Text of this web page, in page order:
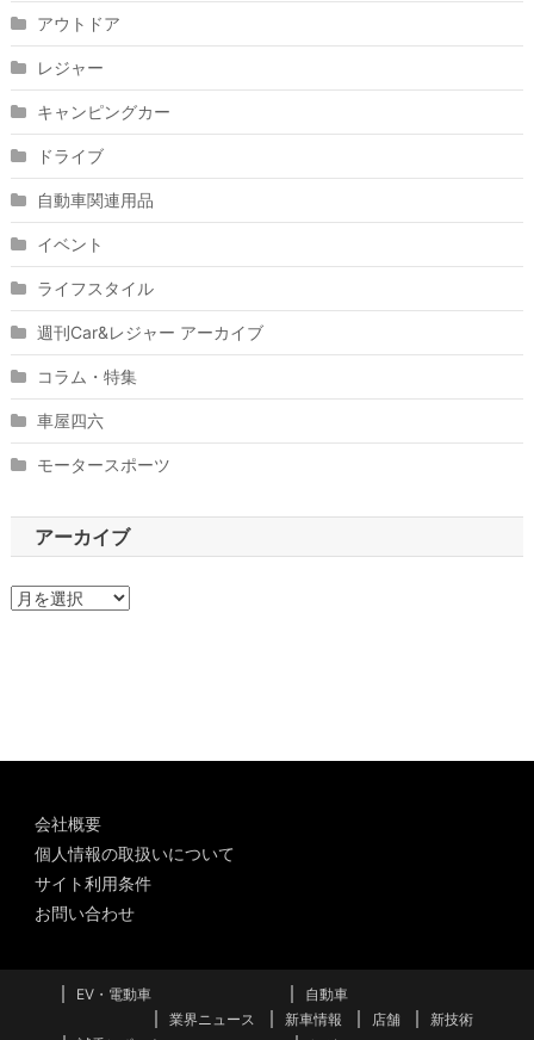
アウトドア
レジャー
キャンピングカー
ドライブ
自動車関連用品
イベント
ライフスタイル
週刊Car&レジャー アーカイブ
コラム・特集
車屋四六
モータースポーツ
アーカイブ
ア
会社概要
個人情報の取扱いについて
サイト利用条件
お問い合わせ
EV・電動車
自動車
業界ニュース
新車情報 店舗
新技術